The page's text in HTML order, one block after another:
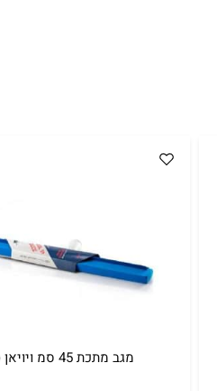
מגב מתכת 45 סמ ויויאן (2)